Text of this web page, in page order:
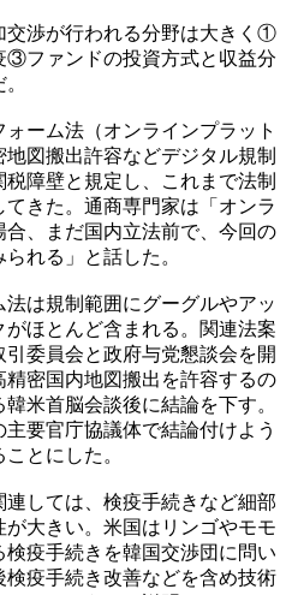
交渉が行われる分野は大きく①
ファンドの投資方式と収益分
ーム法（オンラインプラット
図搬出許容などデジタル規制
障壁と規定し、これまで法制
きた。通商専門家は「オンラ
、まだ国内立法前で、今回の
れる」と話した。
は規制範囲にグーグルやアッ
ほとんど含まれる。関連法案
委員会と政府与党懇談会を開
精密国内地図搬出を許容するの
米首脳会談後に結論を下す。
要官庁協議体で結論付けよう
とにした。
しては、検疫手続きなど細部
大きい。米国はリンゴやモモ
疫手続きを韓国交渉団に問い
疫手続き改善などを含め技術